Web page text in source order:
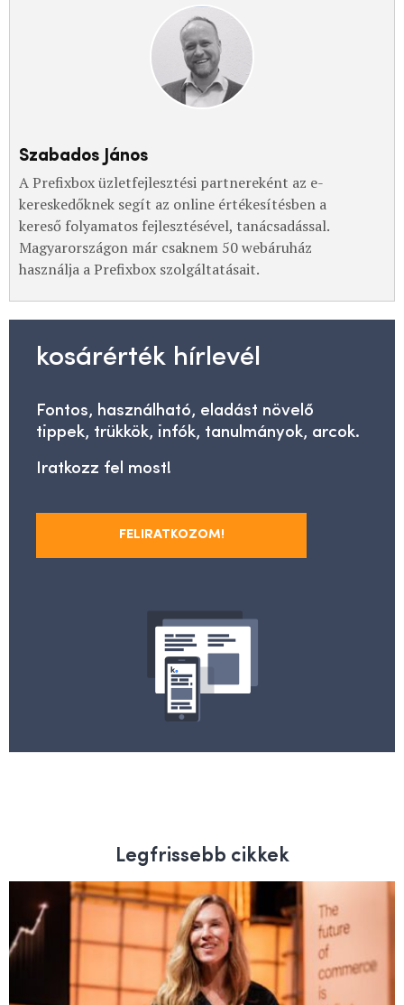
Szabados János
A Prefixbox üzletfejlesztési partnereként az e-
kereskedőknek segít az online értékesítésben a
kereső folyamatos fejlesztésével, tanácsadással.
Magyarországon már csaknem 50 webáruház
használja a Prefixbox szolgáltatásait.
kosárérték hírlevél
Fontos, használható, eladást növelő
tippek, trükkök, infók, tanulmányok, arcok.
Iratkozz fel most!
FELIRATKOZOM!
Legfrissebb cikkek